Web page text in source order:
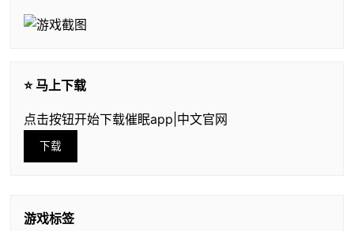
⭐ 马上下载
点击按钮开始下载催眠app|中文官网
下载
游戏标签